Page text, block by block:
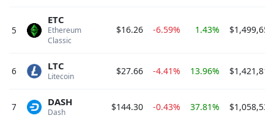
5
Ethereum
Classic
ETC
$16.26 -6.59% 1.43%
6 Litecoin
LTC $27.66 -4.41% 13.96%
7 Dash
DASH $144.30 -0.43% 37.81%